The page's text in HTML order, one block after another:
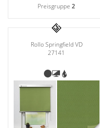
Preisgruppe2
Rollo Springfield VD
27141